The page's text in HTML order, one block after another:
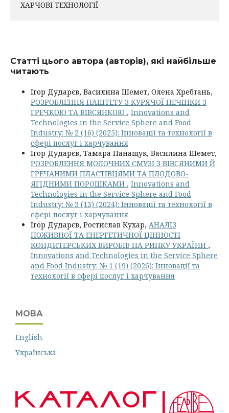
ХАРЧОВІ ТЕХНОЛОГІЇ
Статті цього автора (авторів), які найбільше
читають
Ігор Дударєв, Василина Шемет, Олена Хребтань,
РОЗРОБЛЕННЯ ПАШТЕТУ З КУРЯЧОЇ ПЕЧІНКИ З
ГРЕЧКОЮ ТА ВІВСЯНКОЮ , Innovations and
Technologies in the Service Sphere and Food
Industry: № 2 (16) (2025): Інновації та технології в
сфері послуг і харчування
Ігор Дударєв, Тамара Панащук, Василина Шемет,
РОЗРОБЛЕННЯ МОЛОЧНИХ СМУЗІ З ВІВСЯНИМИ Й
ГРЕЧАНИМИ ПЛАСТІВЦЯМИ ТА ПЛОДОВО-
ЯГІДНИМИ ПОРОШКАМИ , Innovations and
Technologies in the Service Sphere and Food
Industry: № 3 (13) (2024): Інновації та технології в
сфері послуг і харчування
Ігор Дударєв, Ростислав Кухар, АНАЛІЗ
ПОЖИВНОЇ ТА ЕНЕРГЕТИЧНОЇ ЦІННОСТІ
КОНДИТЕРСЬКИХ ВИРОБІВ НА РИНКУ УКРАЇНИ ,
Innovations and Technologies in the Service Sphere
and Food Industry: № 1 (19) (2026): Інновації та
технології в сфері послуг і харчування
МОВА
English
Українська